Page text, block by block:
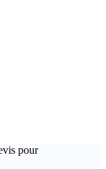
pour